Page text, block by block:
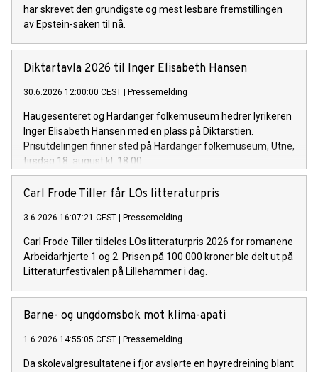
har skrevet den grundigste og mest lesbare fremstillingen
av Epstein-saken til nå.
Diktartavla 2026 til Inger Elisabeth Hansen
30.6.2026 12:00:00 CEST Pressemelding
Haugesenteret og Hardanger folkemuseum hedrer lyrikeren
Inger Elisabeth Hansen med en plass på Diktarstien.
Prisutdelingen finner sted på Hardanger folkemuseum, Utne,
tirsdag 18. august kl. 18.00.
Carl Frode Tiller får LOs litteraturpris
3.6.2026 16:07:21 CEST Pressemelding
Carl Frode Tiller tildeles LOs litteraturpris 2026 for romanene
Arbeidarhjerte 1 og 2. Prisen på 100 000 kroner ble delt ut på
Litteraturfestivalen på Lillehammer i dag.
Barne- og ungdomsbok mot klima-apati
1.6.2026 14:55:05 CEST Pressemelding
Da skolevalgresultatene i fjor avslørte en høyredreining blant